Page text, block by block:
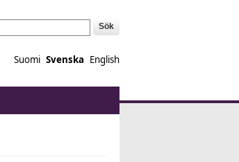
Suomi Svenska English